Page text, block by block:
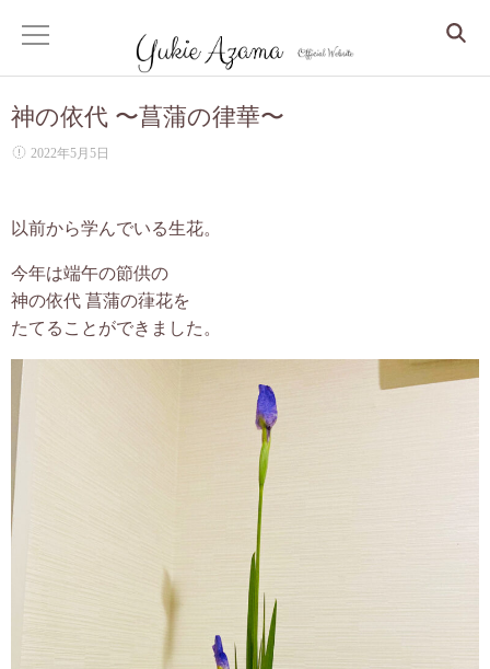
ホーム
Dr. Yukie の月いち心良所
心身整えるコンサル
しなやかな大人の美人マインドセッション
クリスタルアカシックリーディング
あざまゆきえからのお便り
神の依代 〜菖蒲の律華〜
2022年5月5日
以前から学んでいる生花。
今年は端午の節供の
神の依代 菖蒲の葎花を
たてることができました。